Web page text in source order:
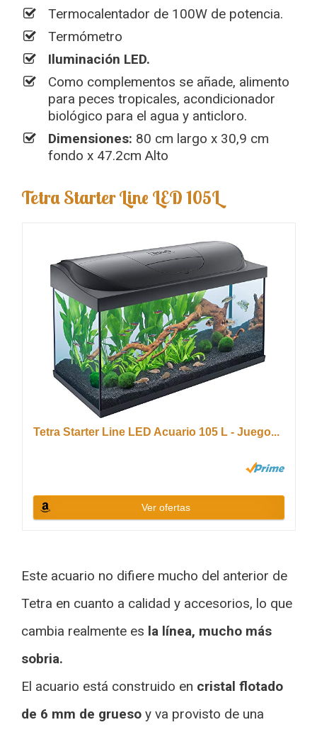
Termocalentador de 100W de potencia.
Termómetro
Iluminación LED.
Como complementos se añade, alimento
para peces tropicales, acondicionador
biológico para el agua y anticloro.
Dimensiones: 80 cm largo x 30,9 cm
fondo x 47.2cm Alto
Tetra Starter Line LED 105L
Tetra Starter Line LED Acuario 105 L - Juego...
Ver ofertas
Este acuario no difiere mucho del anterior de
Tetra en cuanto a calidad y accesorios, lo que
cambia realmente es la línea, mucho más
sobria.
El acuario está construido en cristal flotado
de 6 mm de grueso y va provisto de una